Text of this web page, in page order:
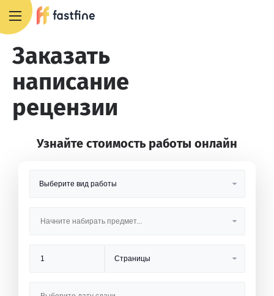
Заказать
написание
рецензии
Узнайте стоимость работы онлайн